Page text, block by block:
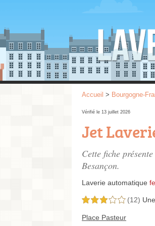
Accueil > Bourgogne-
Vérifié le 13 juillet 2026
Jet
Cette fiche
Besançon.
Laverie automatique
3,0 étoiles sur 5 (12)
Place Pasteur